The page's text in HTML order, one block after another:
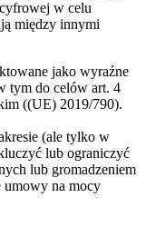
w celu
między innymi
jako wyraźne
tym do celów art. 4
((UE) 2019/790).
(ale tylko w
lub ograniczyć
lub gromadzeniem
umowy na mocy